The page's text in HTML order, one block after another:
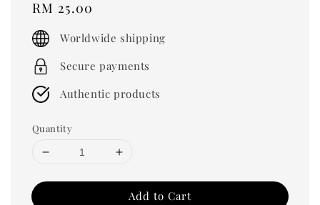
Regular
price
RM 25.00
Worldwide shipping
Secure payments
Authentic products
Quantity
Add to Cart